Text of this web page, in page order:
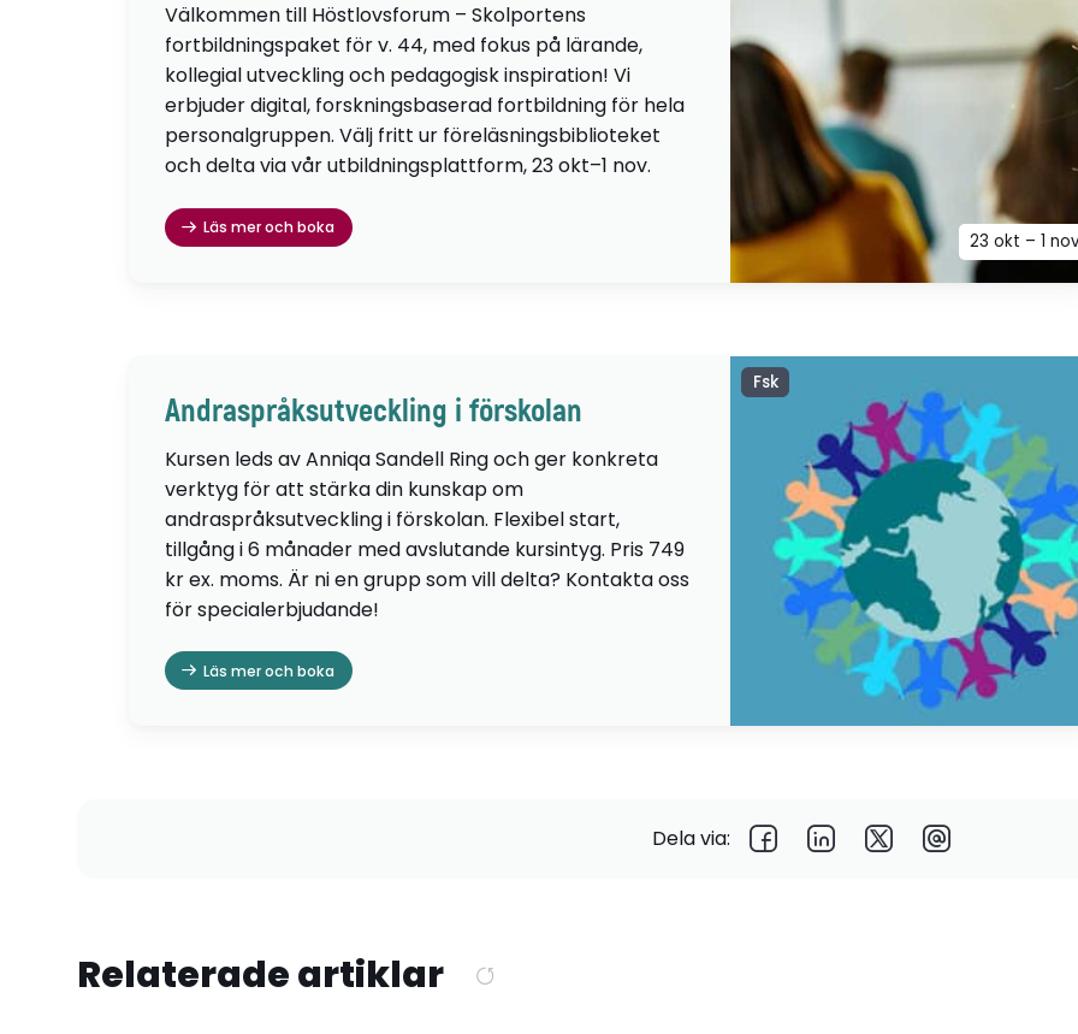
Välkommen till Höstlovsforum – Skolportens
fortbildningspaket för v. 44, med fokus på lärande,
kollegial utveckling och pedagogisk inspiration! Vi
erbjuder digital, forskningsbaserad fortbildning för hela
personalgruppen. Välj fritt ur föreläsningsbiblioteket
och delta via vår utbildningsplattform, 23 okt–1 nov.
Läs mer och boka
23 okt – 1
Andraspråksutveckling i förskolan
Kursen leds av Anniqa Sandell Ring och ger konkreta
verktyg för att stärka din kunskap om
andraspråksutveckling i förskolan. Flexibel start,
tillgång i 6 månader med avslutande kursintyg. Pris 749
kr ex. moms. Är ni en grupp som vill delta? Kontakta oss
för specialerbjudande!
Läs mer och boka
Fsk
Dela via:
Relaterade artiklar